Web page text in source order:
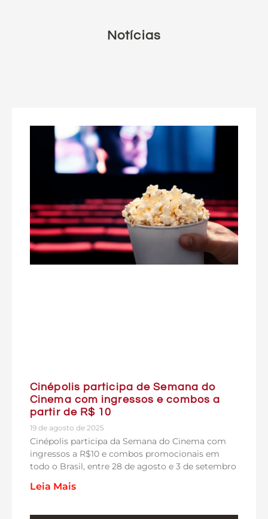
Notícias
Cinépolis participa de Semana do
Cinema com ingressos e combos a
partir de R$ 10
19 de agosto de 2025
Cinépolis participa da Semana do Cinema com
ingressos a R$10 e combos promocionais em
todo o Brasil, entre 28 de agosto e 3 de setembro
Leia Mais